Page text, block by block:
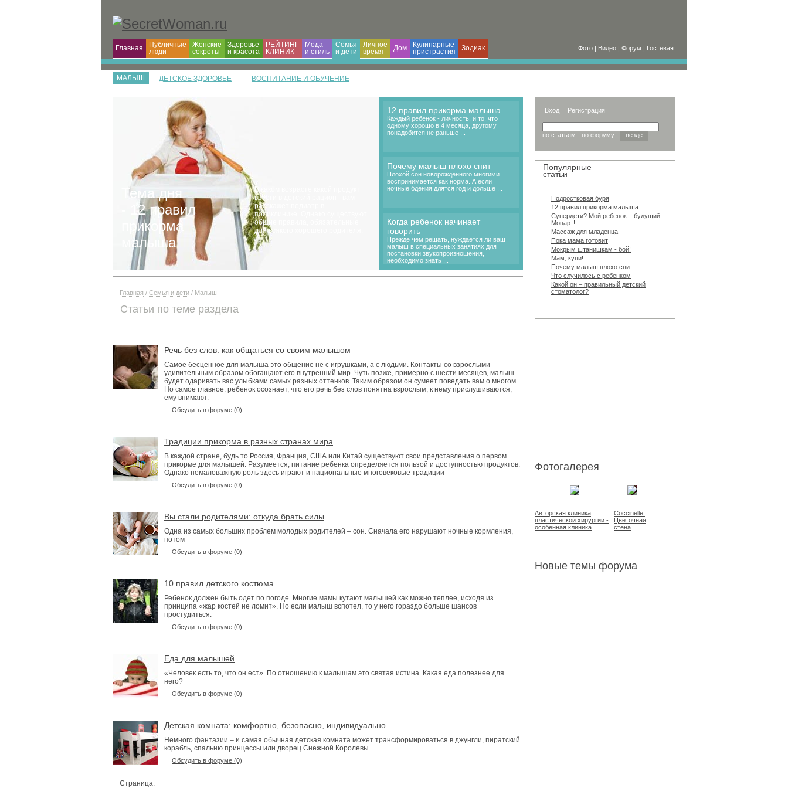
Главная
Публичные
люди
Женские
секреты
Здоровье
и красота
РЕЙТИНГ
КЛИНИК
Мода
и cтиль
Семья
и дети
Личное
время
Дом
Кулинарные
пристрастия
Зодиак Фото | Видео | Форум | Гостевая
МАЛЫШ ДЕТСКОЕ ЗДОРОВЬЕ ВОСПИТАНИЕ И ОБУЧЕНИЕ
12 правил прикорма малыша
Каждый ребенок - личность, и то, что
одному хорошо в 4 месяца, другому
понадобится не раньше ...
Почему малыш плохо спит
Плохой сон новорожденного многими
воспринимается как норма. А если
ночные бдения длятся год и дольше ...
Когда ребенок начинает
говорить
Прежде чем решать, нуждается ли ваш
малыш в специальных занятиях для
постановки звукопроизношения,
необходимо знать ...
Тема дня
- 12 правил
прикорма
малыша
В каком возрасте какой продукт
ввести в детский рацион - вам
расскажет педиатр в
поликлинике. Однако существуют
общие правила, обязательные
для всякого хорошего родителя.
Главная / Семья и дети / Малыш
Статьи по теме раздела
Речь без слов: как общаться со своим малышом
Cамое бесценное для малыша это общение не с игрушками, а с людьми. Контакты со взрослыми
удивительным образом обогащают его внутренний мир. Чуть позже, примерно с шести месяцев, малыш
будет одаривать вас улыбками самых разных оттенков. Таким образом он сумеет поведать вам о многом.
Но самое главное: ребенок осознает, что его речь без слов понятна взрослым, к нему прислушиваются,
ему внимают.
Обсудить в форуме (0)
Традиции прикорма в разных странах мира
В каждой стране, будь то Россия, Франция, США или Китай существуют свои представления о первом
прикорме для малышей. Разумеется, питание ребенка определяется пользой и доступностью продуктов.
Однако немаловажную роль здесь играют и национальные многовековые традиции
Обсудить в форуме (0)
Вы стали родителями: откуда брать силы
Одна из самых больших проблем молодых родителей – сон. Сначала его нарушают ночные кормления,
потом
Обсудить в форуме (0)
10 правил детского костюма
Ребенок должен быть одет по погоде. Многие мамы кутают малышей как можно теплее, исходя из
принципа «жар костей не ломит». Но если малыш вспотел, то у него гораздо больше шансов
простудиться.
Обсудить в форуме (0)
Еда для малышей
«Человек есть то, что он ест». По отношению к малышам это святая истина. Какая еда полезнее для
него?
Обсудить в форуме (0)
Детская комната: комфортно, безопасно, индивидуально
Немного фантазии – и самая обычная детская комната может трансформироваться в джунгли, пиратский
корабль, спальню принцессы или дворец Снежной Королевы.
Обсудить в форуме (0)
Страница:
Вход Регистрация
по статьям по форуму везде
Популярные
статьи
Подростковая буря
12 правил прикорма малыша
Супердети? Мой ребенок – будущий
Моцарт!
Массаж для младенца
Пока мама готовит
Мокрым штанишкам - бой!
Мам, купи!
Почему малыш плохо спит
Что случилось с ребенком
Какой он – правильный детский
стоматолог?
Фотогалерея
Авторская клиника
пластической хирургии -
особенная клиника
Coccinelle:
Цветочная
стена
Новые темы форума